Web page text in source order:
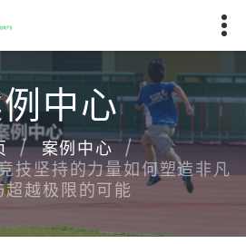
中心
案例中心
技坚持的力量如何塑造非凡
超越极限的可能